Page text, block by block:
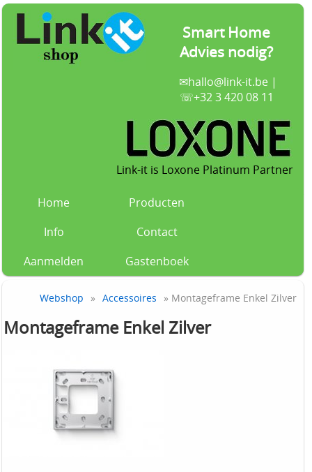
Smart Home
Advies nodig?
✉hallo@link-it.be|
☏+32 3 420 08 11
Link-it is Loxone Platinum Partner
Home
Producten
Info
Contact
Aanmelden
Gastenboek
Webshop » Accessoires » Montageframe Enkel Zilver
Montageframe Enkel Zilver